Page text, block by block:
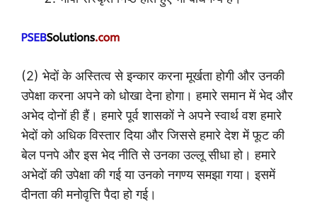
(2) भेदों के अस्तित्व से इन्कार करना मूर्खता होगी और उनकी
उपेक्षा करना अपने को धोखा देना होगा। हमारे समान में भेद और
अभेद दोनों ही हैं। हमारे पूर्व शासकों ने अपने स्वार्थ वश हमारे
भेदों को अधिक विस्तार दिया और जिससे हमारे देश में फूट की
बेल पनपे और इस भेद नीति से उनका उल्लू सीधा हो। हमारे
अभेदों की उपेक्षा की गई या उनको नगण्य समझा गया। इसमें
दीनता की मनोवृत्ति पैदा हो गई।